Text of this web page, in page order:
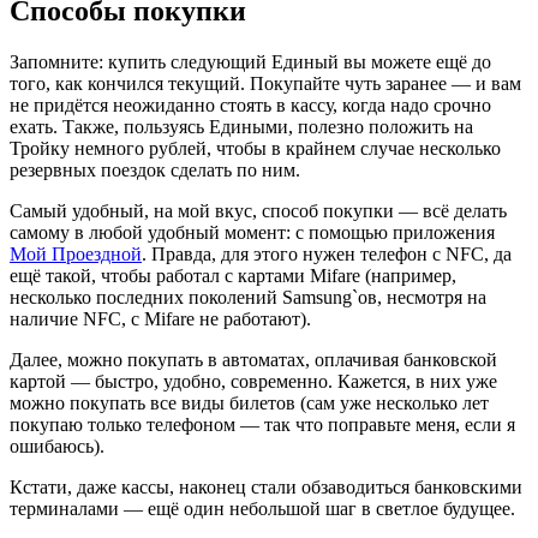
Способы покупки
Запомните: купить следующий Единый вы можете ещё до
того, как кончился текущий. Покупайте чуть заранее — и вам
не придётся неожиданно стоять в кассу, когда надо срочно
ехать. Также, пользуясь Едиными, полезно положить на
Тройку немного рублей, чтобы в крайнем случае несколько
резервных поездок сделать по ним.
Самый удобный, на мой вкус, способ покупки — всё делать
самому в любой удобный момент: с помощью приложения
Мой Проездной. Правда, для этого нужен телефон с NFC, да
ещё такой, чтобы работал с картами Mifare (например,
несколько последних поколений Samsung`ов, несмотря на
наличие NFC, с Mifare не работают).
Далее, можно покупать в автоматах, оплачивая банковской
картой — быстро, удобно, современно. Кажется, в них уже
можно покупать все виды билетов (сам уже несколько лет
покупаю только телефоном — так что поправьте меня, если я
ошибаюсь).
Кстати, даже кассы, наконец стали обзаводиться банковскими
терминалами — ещё один небольшой шаг в светлое будущее.